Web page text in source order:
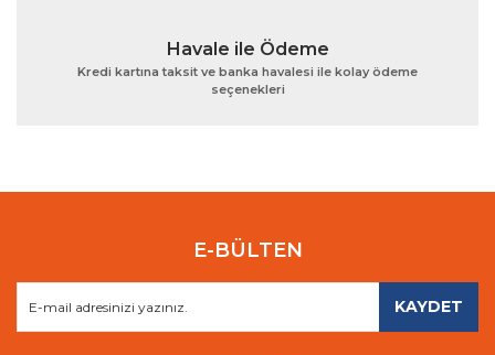
Havale ile Ödeme
Kredi kartına taksit ve banka havalesi ile kolay ödeme
seçenekleri
E-BÜLTEN
KAYDET